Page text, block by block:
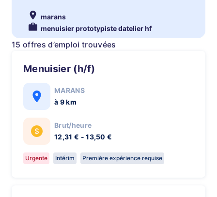
marans
menuisier prototypiste datelier hf
15 offres d’emploi trouvées
Menuisier (h/f)
MARANS
à 9 km
Brut/heure
12,31 € - 13,50 €
Urgente Intérim Première expérience requise